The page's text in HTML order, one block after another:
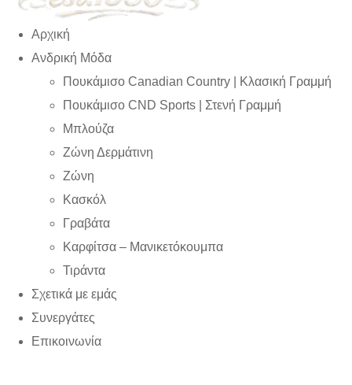
Αρχική
Ανδρική Μόδα
Πουκάμισο Canadian Country | Kλασική Γραμμή
Πουκάμισο CND Sports | Στενή Γραμμή
Μπλούζα
Ζώνη Δερμάτινη
Ζώνη
Κασκόλ
Γραβάτα
Καρφίτσα – Μανικετόκουμπα
Τιράντα
Σχετικά με εμάς
Συνεργάτες
Επικοινωνία